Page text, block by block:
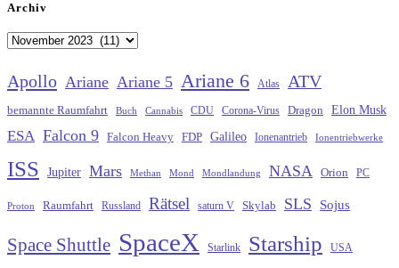
Archiv
Archiv
Apollo Ariane Ariane 5 Ariane 6 Atlas ATV
bemannte Raumfahrt Buch Cannabis CDU Corona-Virus Dragon Elon Musk
ESA Falcon 9 Falcon Heavy FDP Galileo Ionenantrieb Ionentriebwerke
ISS Jupiter Mars Methan Mond Mondlandung NASA Orion PC
Proton Raumfahrt Russland Rätsel saturn V Skylab SLS Sojus
Space Shuttle SpaceX Starlink Starship USA